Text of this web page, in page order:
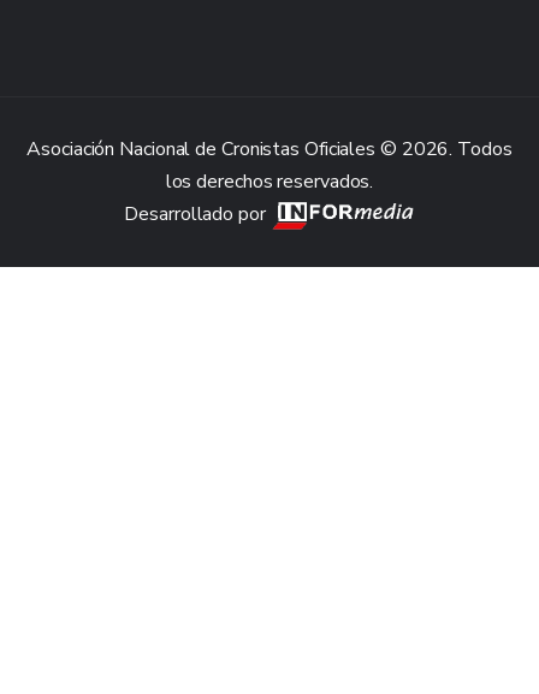
Asociación Nacional de Cronistas Oficiales © 2026. Todos
los derechos reservados.
Desarrollado por